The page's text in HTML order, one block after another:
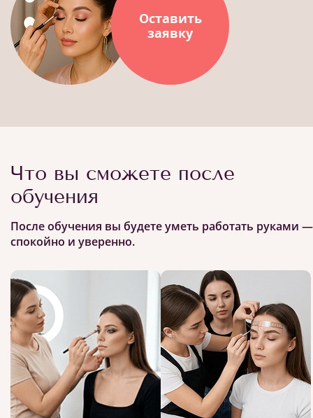
Оставить
заявку
Что вы сможете после
обучения
После обучения вы будете уметь работать руками —
спокойно и уверенно.